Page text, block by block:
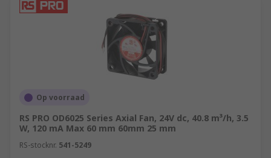
Op voorraad
RS PRO OD6025 Series Axial Fan, 24V dc, 40.8 m³/h, 3.5
W, 120 mA Max 60 mm 60mm 25 mm
RS-stocknr. 541-5249